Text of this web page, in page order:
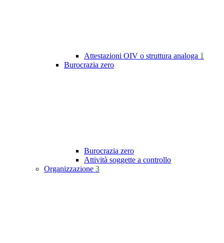
Attestazioni OIV o struttura analoga 1
Burocrazia zero
Burocrazia zero
Attività soggette a controllo
Organizzazione 3